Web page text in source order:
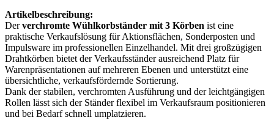
Artikelbeschreibung:
Derverchromte Wühlkorbständer mit 3 Körben ist eine
praktische Verkaufslösung für Aktionsflächen, Sonderposten und
Impulsware im professionellen Einzelhandel. Mit drei großzügigen
Drahtkörben bietet der Verkaufsständer ausreichend Platz für
Warenpräsentationen auf mehreren Ebenen und unterstützt eine
übersichtliche, verkaufsfördernde Sortierung.
Dank der stabilen, verchromten Ausführung und der leichtgängigen
Rollen lässt sich der Ständer flexibel im Verkaufsraum positionieren
und bei Bedarf schnell umplatzieren.